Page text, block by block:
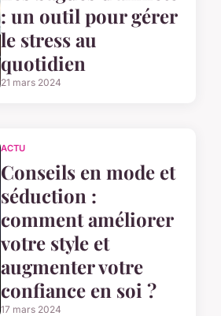
: un outil pour gérer
le stress au
quotidien
21 mars 2024
ACTU
Conseils en mode et
séduction :
comment améliorer
votre style et
augmenter votre
confiance en soi ?
17 mars 2024